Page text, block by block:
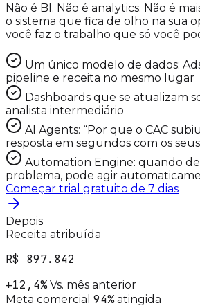
Não é BI. Não é analytics. Não é
o sistema que fica de olho na sua
você faz o trabalho que só você
Um único modelo de dados:
pipeline e receita no mesmo lugar
Dashboards que se atualizam
analista intermediário
AI Agents: “Por que o CAC
resposta em segundos com os
Automation Engine: quando
problema, pode agir
Começar trial gratuito de 7 dias
Depois
Receita atribuída
R$ 897.842
+12,4% Vs. mês anterior
Meta comercial 94%atingida